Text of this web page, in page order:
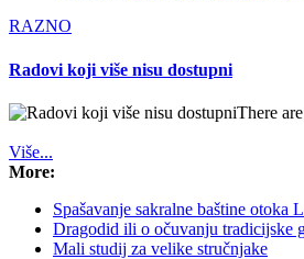
RAZNO
Radovi koji više nisu dostupni
There
Više...
More:
Spašavanje sakralne baštine otoka
Dragodid ili o očuvanju tradicijske
Mali studij za velike stručnjake